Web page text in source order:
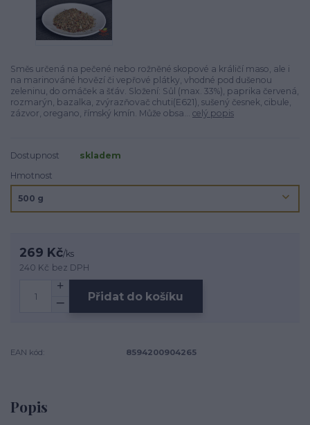
Směs určená na pečené nebo rožněné skopové a králičí maso, ale i
na marinováné hovězí či vepřové plátky, vhodné pod dušenou
zeleninu, do omáček a šťáv. Složení: Sůl (max. 33%), paprika červená,
rozmarýn, bazalka, zvýrazňovač chuti(E621), sušený česnek, cibule,
zázvor, oregano, římský kmín. Může obsa... celý popis
Dostupnost
skladem
Hmotnost
269 Kč/ks
240 Kč bez DPH
Přidat do košíku
EAN kód: 8594200904265
Popis